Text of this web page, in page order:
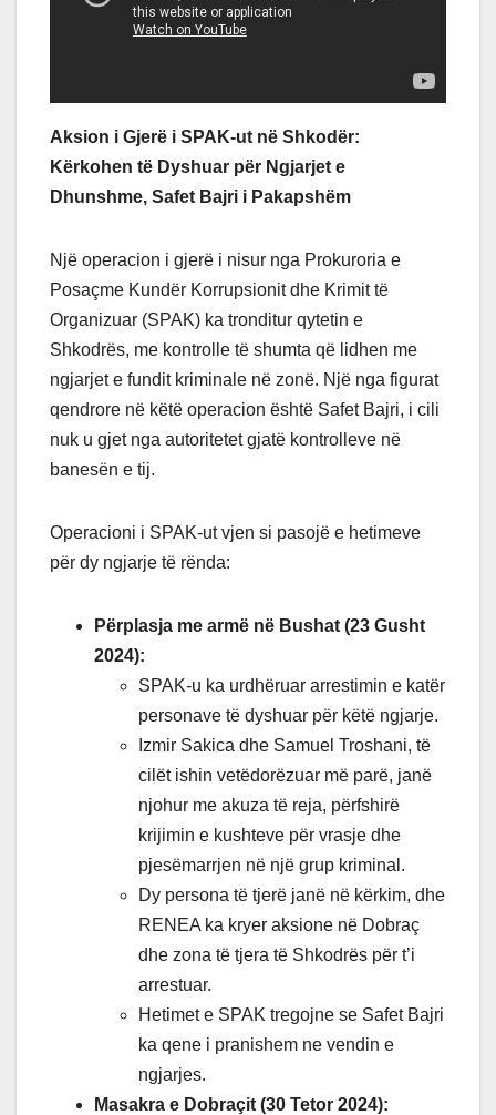
Aksion i Gjerë i SPAK-ut në Shkodër:
Kërkohen të Dyshuar për Ngjarjet e
Dhunshme, Safet Bajri i Pakapshëm
Një operacion i gjerë i nisur nga Prokuroria e
Posaçme Kundër Korrupsionit dhe Krimit të
Organizuar (SPAK) ka tronditur qytetin e
Shkodrës, me kontrolle të shumta që lidhen me
ngjarjet e fundit kriminale në zonë. Një nga figurat
qendrore në këtë operacion është Safet Bajri, i cili
nuk u gjet nga autoritetet gjatë kontrolleve në
banesën e tij.
Operacioni i SPAK-ut vjen si pasojë e hetimeve
për dy ngjarje të rënda:
Përplasja me armë në Bushat (23 Gusht
2024):
SPAK-u ka urdhëruar arrestimin e katër
personave të dyshuar për këtë ngjarje.
Izmir Sakica dhe Samuel Troshani, të
cilët ishin vetëdorëzuar më parë, janë
njohur me akuza të reja, përfshirë
krijimin e kushteve për vrasje dhe
pjesëmarrjen në një grup kriminal.
Dy persona të tjerë janë në kërkim, dhe
RENEA ka kryer aksione në Dobraç
dhe zona të tjera të Shkodrës për t’i
arrestuar.
Hetimet e SPAK tregojne se Safet Bajri
ka qene i pranishem ne vendin e
ngjarjes.
Masakra e Dobraçit (30 Tetor 2024):